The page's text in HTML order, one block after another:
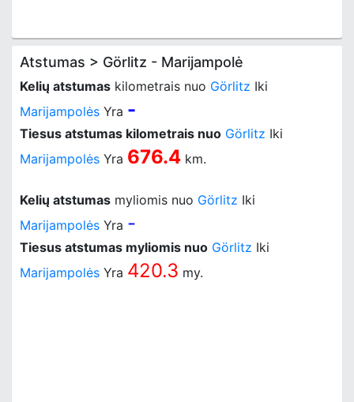
Atstumas > Görlitz - Marijampolė
Kelių atstumas kilometrais nuo Görlitz Iki
Marijampolės Yra -
Tiesus atstumas kilometrais nuo Görlitz Iki
Marijampolės Yra 676.4 km.
Kelių atstumas myliomis nuo Görlitz Iki
Marijampolės Yra -
Tiesus atstumas myliomis nuo Görlitz Iki
Marijampolės Yra 420.3 my.